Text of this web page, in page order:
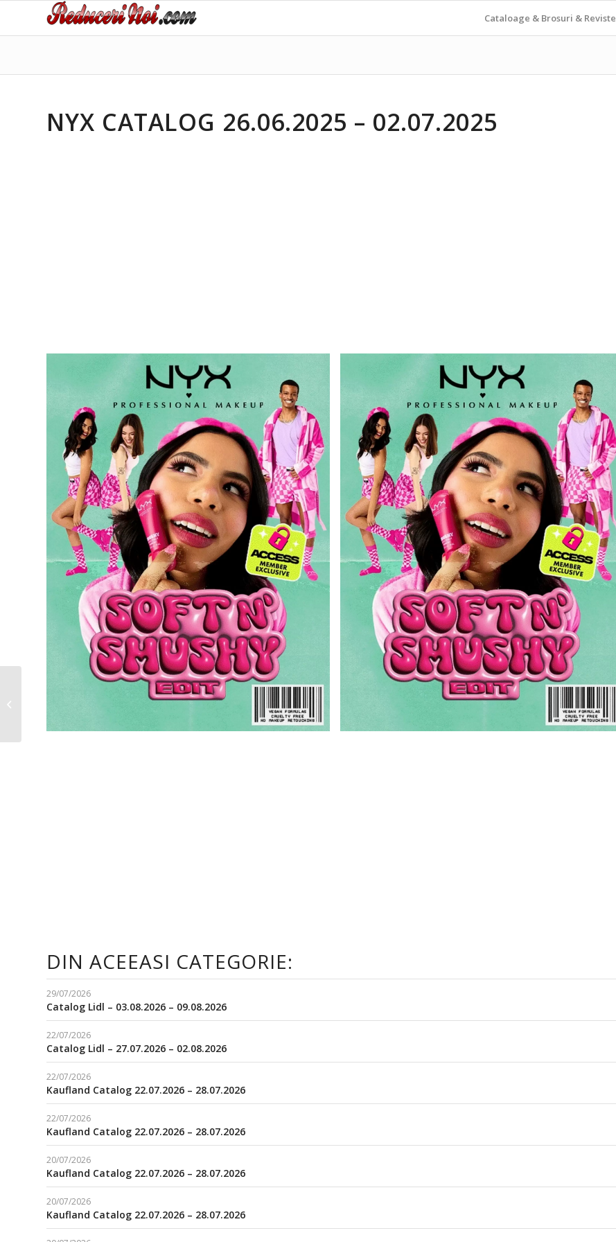
Cataloage & Brosuri & Reviste
NYX CATALOG 26.06.2025 – 02.07.2025
DIN ACEEASI CATEGORIE:
29/07/2026
Catalog Lidl – 03.08.2026 – 09.08.2026
22/07/2026
Catalog Lidl – 27.07.2026 – 02.08.2026
22/07/2026
Kaufland Catalog 22.07.2026 – 28.07.2026
22/07/2026
Kaufland Catalog 22.07.2026 – 28.07.2026
20/07/2026
Kaufland Catalog 22.07.2026 – 28.07.2026
20/07/2026
Kaufland Catalog 22.07.2026 – 28.07.2026